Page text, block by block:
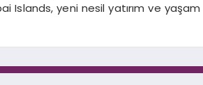
Islands, yeni nesil yatırım ve